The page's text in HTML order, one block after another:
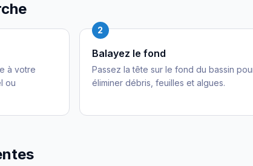
à votre
ou
2
Balayez le fond
Passez la tête sur le fond du bassin
éliminer débris, feuilles et algues.